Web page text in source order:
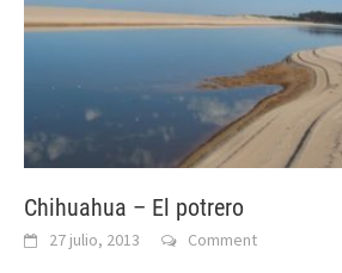
Chihuahua – El potrero
27 julio, 2013 Comment